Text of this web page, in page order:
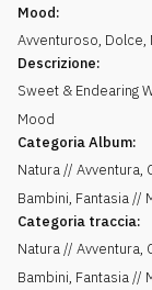
Mood:
Avventuroso, Dolce,
Descrizione:
Sweet & Endearing
Mood
Categoria Album:
Natura // Avventura,
Bambini, Fantasia //
Categoria traccia:
Natura // Avventura,
Bambini, Fantasia //